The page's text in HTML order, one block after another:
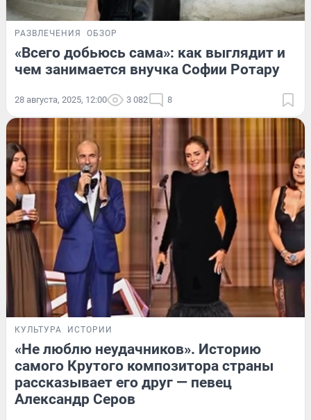
РАЗВЛЕЧЕНИЯ ОБЗОР
«Всего добьюсь сама»: как выглядит и
чем занимается внучка Софии Ротару
28 августа, 2025, 12:00 3 082 8
КУЛЬТУРА ИСТОРИИ
«Не люблю неудачников». Историю
самого Крутого композитора страны
рассказывает его друг — певец
Александр Серов